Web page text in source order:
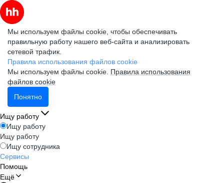
Мы используем файлы cookie, чтобы обеспечивать
правильную работу нашего веб-сайта и анализировать
сетевой трафик.
Правила использования файлов cookie
Мы используем файлы cookie. Правила использования
файлов cookie
Понятно
Ищу работу
Ищу работу
Ищу работу
Ищу сотрудника
Сервисы
Помощь
Ещё